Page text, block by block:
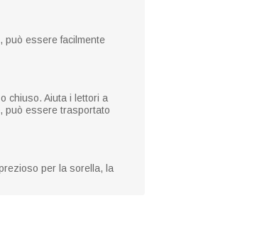
può essere facilmente
chiuso. Aiuta i lettori a
può essere trasportato
per la sorella, la